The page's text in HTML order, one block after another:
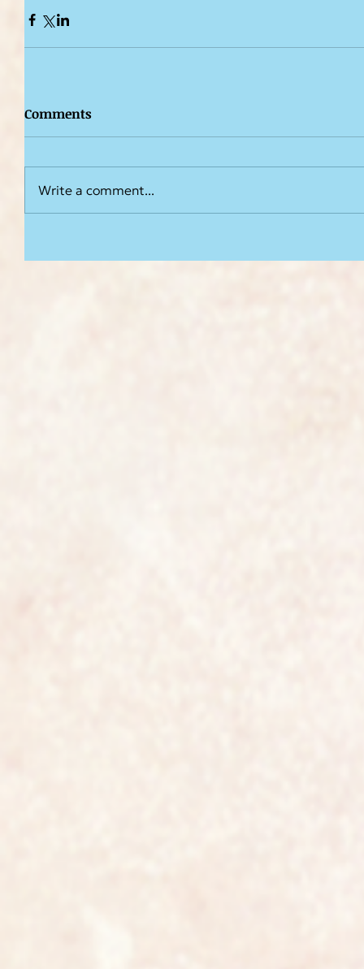
Comments
Write a comment...